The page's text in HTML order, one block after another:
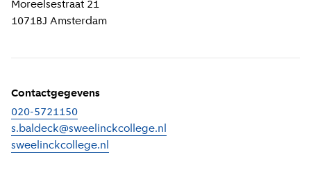
Moreelsestraat 21
1071BJ Amsterdam
Contactgegevens
020-5721150
s.baldeck@sweelinckcollege.nl
sweelinckcollege.nl